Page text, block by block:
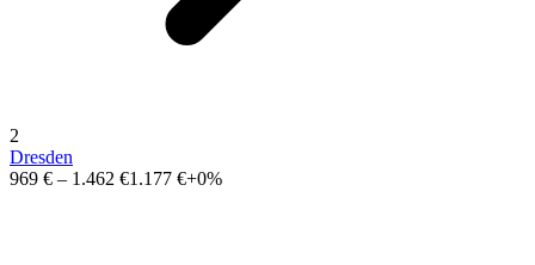
2
Dresden
969 € – 1.462 €1.177 €+0%